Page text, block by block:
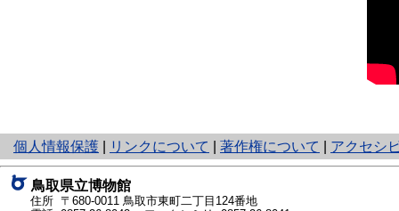
個人情報保護
と
り
ネ
ッ
リンクについて 著作権について アクセシ
鳥取県立博物館
住所 〒680-0011 鳥取市東町二丁目124番地